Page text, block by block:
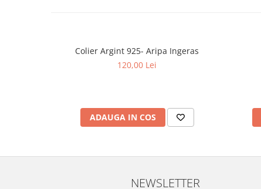
Colier Argint 925- Aripa Ingeras
120,00 Lei
ADAUGA IN COS
NEWSLETTER